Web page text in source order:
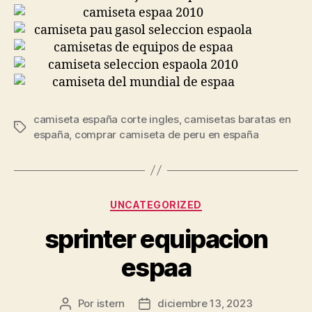
Etiquetas
camiseta españa corte ingles, camisetas baratas en
españa comprar camiseta de peru en españa
Categorías
UNCATEGORIZED
sprinter equipacion
espaa
Autor
Por istern
Fechadiciembre 13, 2023